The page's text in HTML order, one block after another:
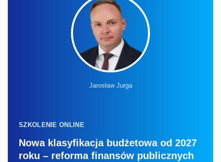
Jarosław Jurga
SZKOLENIE ONLINE
Nowa klasyfikacja budżetowa od 2027
roku – reforma finansów publicznych